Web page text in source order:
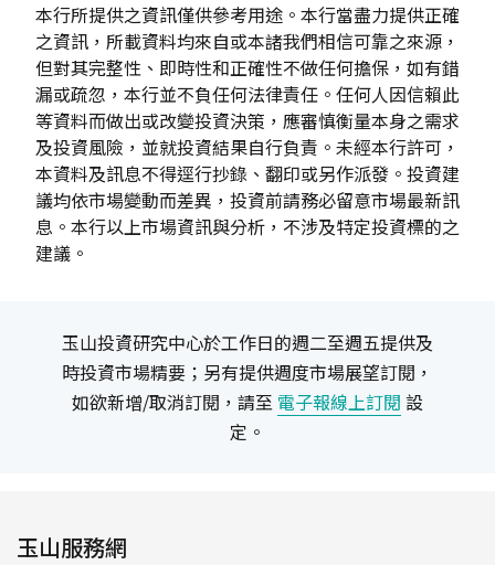
本行所提供之資訊僅供參考用途。本行當盡力提供正確
之資訊，所載資料均來自或本諸我們相信可靠之來源，
但對其完整性、即時性和正確性不做任何擔保，如有錯
漏或疏忽，本行並不負任何法律責任。任何人因信賴此
等資料而做出或改變投資決策，應審慎衡量本身之需求
及投資風險，並就投資結果自行負責。未經本行許可，
本資料及訊息不得逕行抄錄、翻印或另作派發。投資建
議均依市場變動而差異，投資前請務必留意市場最新訊
息。本行以上市場資訊與分析，不涉及特定投資標的之
建議。
玉山投資研究中心於工作日的週二至週五提供及
時投資市場精要；另有提供週度市場展望訂閱，
如欲新增/取消訂閱，請至 電子報線上訂閱 設
定。
玉山服務網